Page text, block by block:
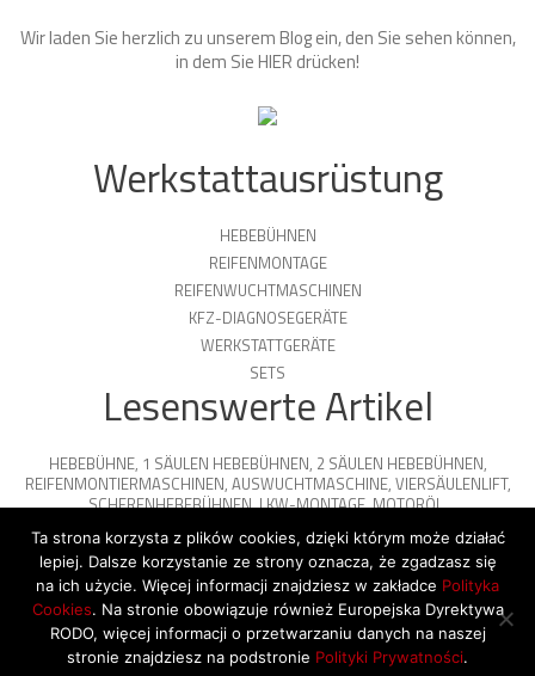
Wir laden Sie herzlich zu unserem Blog ein, den Sie sehen können,
in dem SieHIER drücken!
Werkstattausrüstung
HEBEBÜHNEN
REIFENMONTAGE
REIFENWUCHTMASCHINEN
KFZ-DIAGNOSEGERÄTE
WERKSTATTGERÄTE
SETS
Lesenswerte Artikel
HEBEBÜHNE, 1 SÄULEN HEBEBÜHNEN, 2 SÄULEN HEBEBÜHNEN,
REIFENMONTIERMASCHINEN, AUSWUCHTMASCHINE, VIERSÄULENLIFT,
SCHERENHEBEBÜHNEN,LKW-MONTAGE,MOTORÖL,
PARKPLATTFORMEN
© 2026 Copyright by SiegStar. All rights
reserved
Regulamin Shipping
Ta strona korzysta z plików cookies, dzięki którym może działać
lepiej. Dalsze korzystanie ze strony oznacza, że zgadzasz się
na ich użycie. Więcej informacji znajdziesz w zakładce Polityka
Cookies. Na stronie obowiązuje również Europejska Dyrektywa
RODO, więcej informacji o przetwarzaniu danych na naszej
stronie znajdziesz na podstronie Polityki Prywatności.